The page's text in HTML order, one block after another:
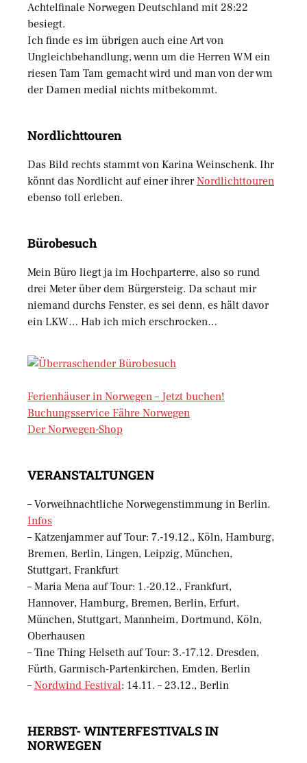
Achtelfinale Norwegen Deutschland mit 28:22
besiegt.
Ich finde es im übrigen auch eine Art von
Ungleichbehandlung, wenn um die Herren WM ein
riesen Tam Tam gemacht wird und man von der wm
der Damen medial nichts mitbekommt.
Nordlichttouren
Das Bild rechts stammt von Karina Weinschenk. Ihr
könnt das Nordlicht auf einer ihrerNordlichttouren
ebenso toll erleben.
Bürobesuch
Mein Büro liegt ja im Hochparterre, also so rund
drei Meter über dem Bürgersteig. Da schaut mir
niemand durchs Fenster, es sei denn, es hält davor
ein LKW… Hab ich mich erschrocken…
Ferienhäuser in Norwegen – Jetzt buchen!
Buchungsservice Fähre Norwegen
Der Norwegen-Shop
VERANSTALTUNGEN
– Vorweihnachtliche Norwegenstimmung in Berlin.
Infos
– Katzenjammer auf Tour: 7.-19.12., Köln, Hamburg,
Bremen, Berlin, Lingen, Leipzig, München,
Stuttgart, Frankfurt
– Maria Mena auf Tour: 1.-20.12., Frankfurt,
Hannover, Hamburg, Bremen, Berlin, Erfurt,
München, Stuttgart, Mannheim, Dortmund, Köln,
Oberhausen
– Tine Thing Helseth auf Tour: 3.-17.12. Dresden,
Fürth, Garmisch-Partenkirchen, Emden, Berlin
–Nordwind Festival: 14.11. – 23.12., Berlin
HERBST- WINTERFESTIVALS IN
NORWEGEN